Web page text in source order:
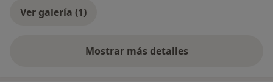
Ver galería (1)
Mostrar más detalles
sobre la experiencia